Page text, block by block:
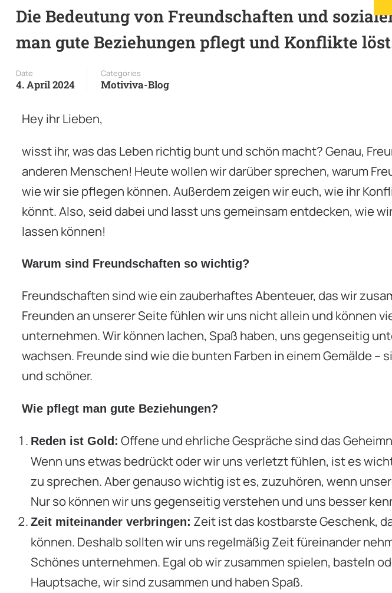
Die Bedeutung von Freundschaften und
man gute Beziehungen pflegt und Konflikte
Date
4. April 2024
Categories
Motiviva-Blog
Hey ihr Lieben,
wisst ihr, was das Leben richtig bunt und schön macht? Genau,
anderen Menschen! Heute wollen wir darüber sprechen, warum
wie wir sie pflegen können. Außerdem zeigen wir euch, wie ihr
könnt. Also, seid dabei und lasst uns gemeinsam entdecken, wie
lassen können!
Warum sind Freundschaften so wichtig?
Freundschaften sind wie ein zauberhaftes Abenteuer, das wir
Freunden an unserer Seite fühlen wir uns nicht allein und können
unternehmen. Wir können lachen, Spaß haben, uns gegenseitig
wachsen. Freunde sind wie die bunten Farben in einem Gemälde –
und schöner.
Wie pflegt man gute Beziehungen?
Reden ist Gold: Offene und ehrliche Gespräche sind das
Wenn uns etwas bedrückt oder wir uns verletzt fühlen, ist es
zu sprechen. Aber genauso wichtig ist es, zuzuhören, wenn
Nur so können wir uns gegenseitig verstehen und uns besser
Zeit miteinander verbringen: Zeit ist das kostbarste Geschenk,
können. Deshalb sollten wir uns regelmäßig Zeit füreinander
Schönes unternehmen. Egal ob wir zusammen spielen, basteln
Hauptsache, wir sind zusammen und haben Spaß.